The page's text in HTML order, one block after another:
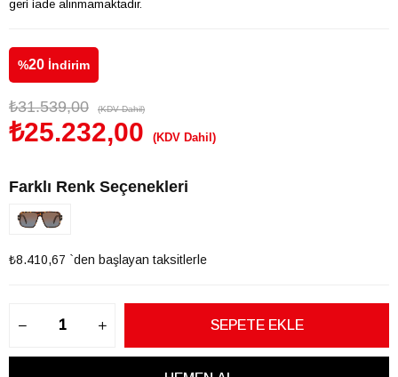
geri iade alınmamaktadır.
%20 İndirim
₺31.539,00 (KDV Dahil)
₺25.232,00 (KDV Dahil)
Farklı Renk Seçenekleri
₺8.410,67 `den başlayan taksitlerle